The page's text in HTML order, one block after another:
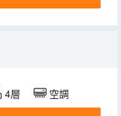
4層 空調